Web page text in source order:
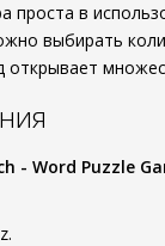
проста в
выбирать
открывает
- Word Puzzle